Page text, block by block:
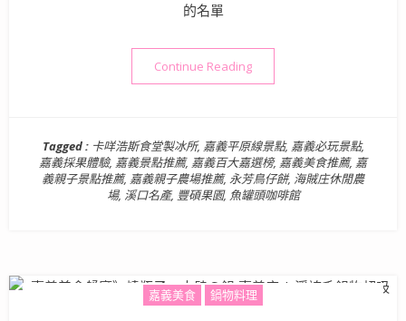
的名單
Continue Reading“嘉義親子一日遊》帶著孩子
Tagged : 卡咩浩斯食堂製冰所, 嘉義平原線景點, 嘉義必玩景點,
嘉義採果體驗, 嘉義景點推薦, 嘉義百大嘉選榜, 嘉義美食推薦, 嘉
義親子景點推薦, 嘉義親子農場推薦, 永芳鳥仔餅, 海賊庄休閒農
場, 溪口名產, 豐碩果園, 魚罐頭咖啡館
嘉義美食 鍋物料理